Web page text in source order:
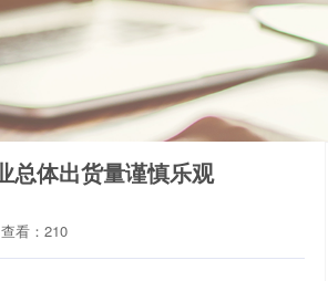
总体出货量谨慎乐观
查看：210